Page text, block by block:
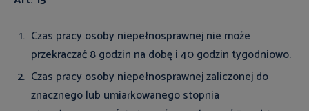
Czas pracy osoby niepełnosprawnej nie może
przekraczać 8 godzin na dobę i 40 godzin tygodniowo.
Czas pracy osoby niepełnosprawnej zaliczonej do
znacznego lub umiarkowanego stopnia